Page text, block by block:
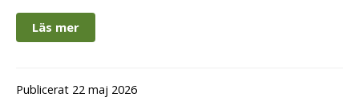
Läs mer
Publicerat 22 maj 2026